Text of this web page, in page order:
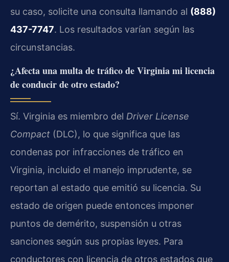
su caso, solicite una consulta llamando al (888)
437-7747. Los resultados varían según las
circunstancias.
¿Afecta una multa de tráfico de Virginia mi licencia
de conducir de otro estado?
Sí. Virginia es miembro del Driver License
Compact (DLC), lo que significa que las
condenas por infracciones de tráfico en
Virginia, incluido el manejo imprudente, se
reportan al estado que emitió su licencia. Su
estado de origen puede entonces imponer
puntos de demérito, suspensión u otras
sanciones según sus propias leyes. Para
conductores con licencia de otros estados que